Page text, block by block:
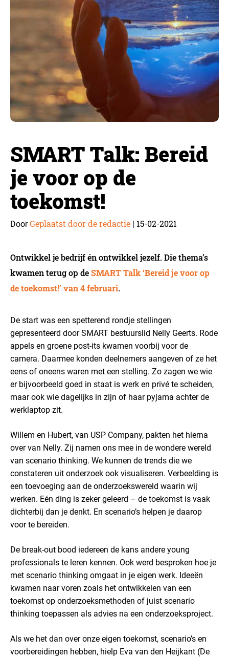
SMART Talk: Bereid
je voor op de
toekomst!
DoorGeplaatst door de redactie | 15-02-2021
Ontwikkel je bedrijf én ontwikkel jezelf. Die thema’s
kwamen terug op deSMART Talk ‘Bereid je voor op
de toekomst!’ van 4 februari.
De start was een spetterend rondje stellingen
gepresenteerd door SMART bestuurslid Nelly Geerts. Rode
appels en groene post-its kwamen voorbij voor de
camera. Daarmee konden deelnemers aangeven of ze het
eens of oneens waren met een stelling. Zo zagen we wie
er bijvoorbeeld goed in staat is werk en privé te scheiden,
maar ook wie dagelijks in zijn of haar pyjama achter de
werklaptop zit.
Willem en Hubert, van USP Company, pakten het hierna
over van Nelly. Zij namen ons mee in de wondere wereld
van scenario thinking. We kunnen de trends die we
constateren uit onderzoek ook visualiseren. Verbeelding is
een toevoeging aan de onderzoekswereld waarin wij
werken. Eén ding is zeker geleerd – de toekomst is vaak
dichterbij dan je denkt. En scenario’s helpen je daarop
voor te bereiden.
De break-out bood iedereen de kans andere young
professionals te leren kennen. Ook werd besproken hoe je
met scenario thinking omgaat in je eigen werk. Ideeën
kwamen naar voren zoals het ontwikkelen van een
toekomst op onderzoeksmethoden of juist scenario
thinking toepassen als advies na een onderzoeksproject.
Als we het dan over onze eigen toekomst, scenario’s en
voorbereidingen hebben, hielp Eva van den Heijkant (De